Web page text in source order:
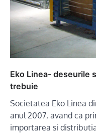
Eko Linea- deseurile
trebuie
Societatea Eko Linea
anul 2007, avand ca
importarea si